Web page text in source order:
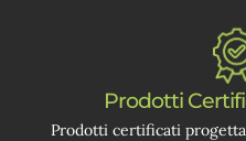
Prodotti
Prodotti certificati